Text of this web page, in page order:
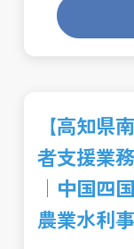
【高知
者支援業
｜中国四
農業水利